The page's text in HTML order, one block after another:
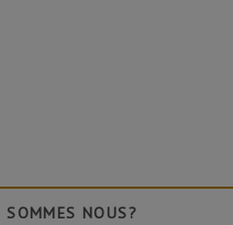
SOMMES NOUS?